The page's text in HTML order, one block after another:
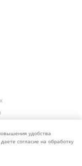
удобства
согласие на обработку